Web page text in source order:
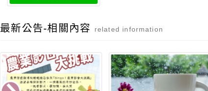
最新公告-相關內容 related information